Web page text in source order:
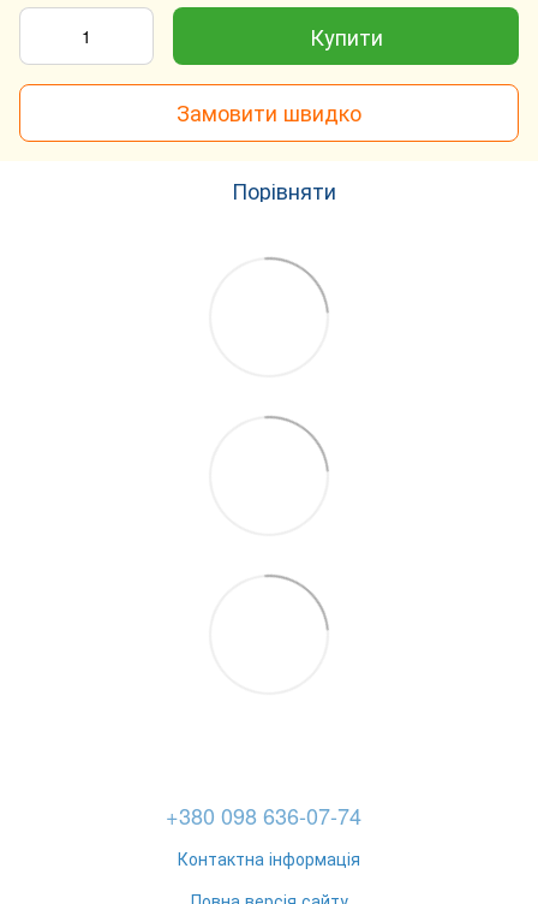
Купити
Замовити швидко
Порівняти
+380 098 636-07-74
Контактна інформація